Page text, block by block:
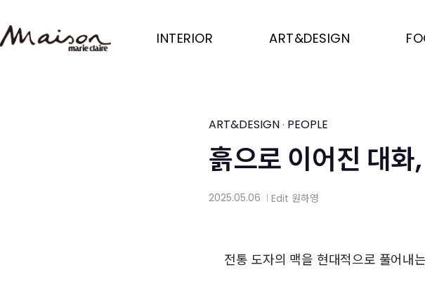
to
main
INTERIOR ART&DESIGN
ART&DESIGN · PEOPLE
흙으로 이어진 대
2025.05.06 Edit 원하영
전통 도자의 맥을 현대적으로 풀어내